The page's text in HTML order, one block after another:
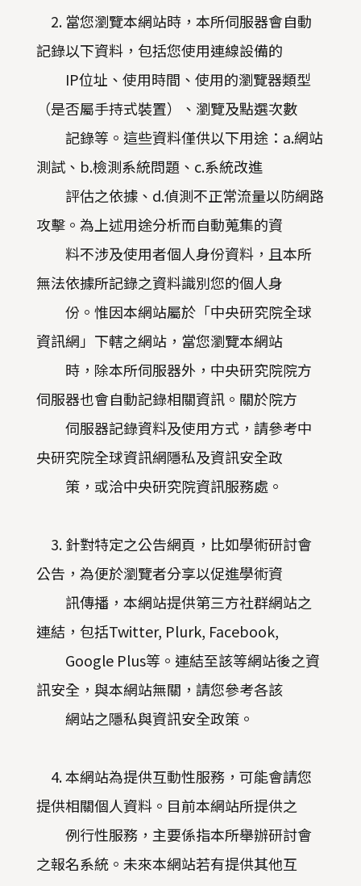
2. 當您瀏覽本網站時，本所伺服器會自動
記錄以下資料，包括您使用連線設備的
IP位址、使用時間、使用的瀏覽器類型
（是否屬手持式裝置）、瀏覽及點選次數
記錄等。這些資料僅供以下用途：a.網站
測試、b.檢測系統問題、c.系統改進
評估之依據、d.偵測不正常流量以防網路
攻擊。為上述用途分析而自動蒐集的資
料不涉及使用者個人身份資料，且本所
無法依據所記錄之資料識別您的個人身
份。惟因本網站屬於「中央研究院全球
資訊網」下轄之網站，當您瀏覽本網站
時，除本所伺服器外，中央研究院院方
伺服器也會自動記錄相關資訊。關於院方
伺服器記錄資料及使用方式，請參考中
央研究院全球資訊網隱私及資訊安全政
策，或洽中央研究院資訊服務處。
3. 針對特定之公告網頁，比如學術研討會
公告，為便於瀏覽者分享以促進學術資
訊傳播，本網站提供第三方社群網站之
連結，包括Twitter, Plurk, Facebook,
Google Plus等。連結至該等網站後之資
訊安全，與本網站無關，請您參考各該
網站之隱私與資訊安全政策。
4. 本網站為提供互動性服務，可能會請您
提供相關個人資料。目前本網站所提供之
例行性服務，主要係指本所舉辦研討會
之報名系統。未來本網站若有提供其他互